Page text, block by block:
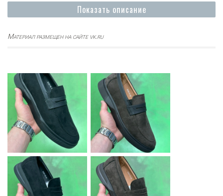
Показать описание
Материал размещен на сайте vk.ru